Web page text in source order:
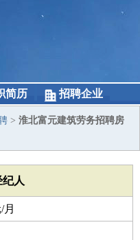
简历 招聘企业
> 淮北富元建筑劳务招聘房
人
月